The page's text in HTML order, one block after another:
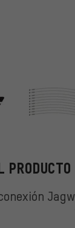
Jagwire
PRODUCTO